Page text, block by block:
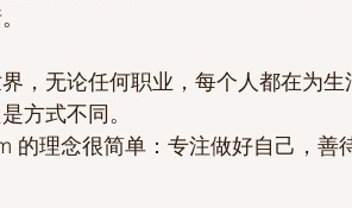
，无论任何职业，每个人都在为
方式不同。
的理念很简单：专注做好自己，善